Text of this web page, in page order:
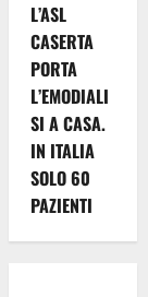
L’ASL
CASERTA
PORTA
L’EMODIALI
SI A CASA.
IN ITALIA
SOLO 60
PAZIENTI